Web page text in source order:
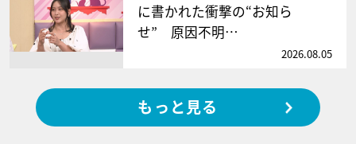
に書かれた衝撃の“お知ら
せ” 原因不明…
2026.08.05
もっと見る